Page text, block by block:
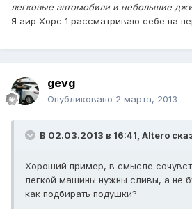
легковые автомобили и небольшие
Я аир Хорс 1 рассматриваю себе на
gevg
Опубликовано 2 марта, 2013
В 02.03.2013 в 16:41, Altero
Хороший пример, в смысле
легкой машины нужны сливы, а не
как подбирать подушки?